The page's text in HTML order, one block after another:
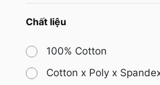
Chất liệu
100% Cotton
Cotton x Poly x